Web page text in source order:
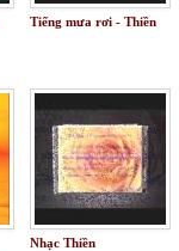
Tiếng mưa rơi - Thiền
Nhạc Thiền